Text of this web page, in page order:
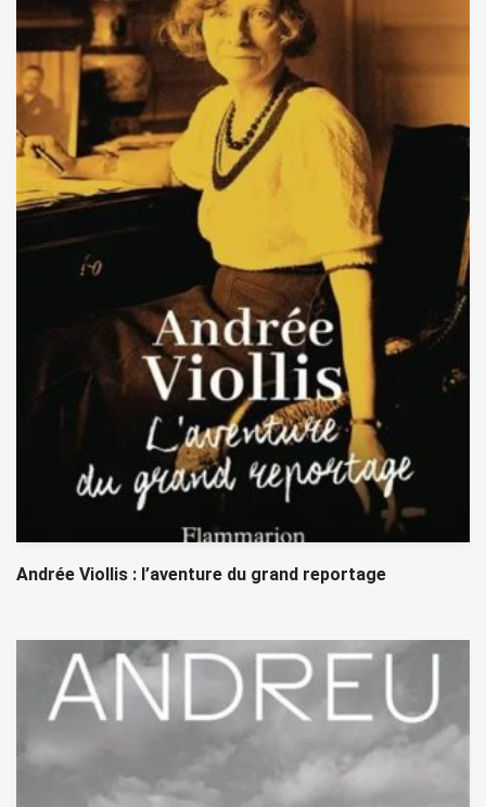
Andrée Viollis : l’aventure du grand reportage